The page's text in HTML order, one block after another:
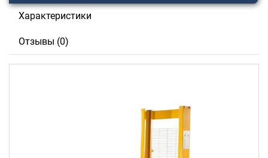
Характеристики
Отзывы (0)